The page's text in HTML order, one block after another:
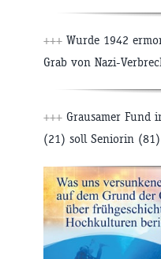
+++ Wurde 1942
Grab von Nazi-
+++ Grausamer Fund
(21) soll Seniorin